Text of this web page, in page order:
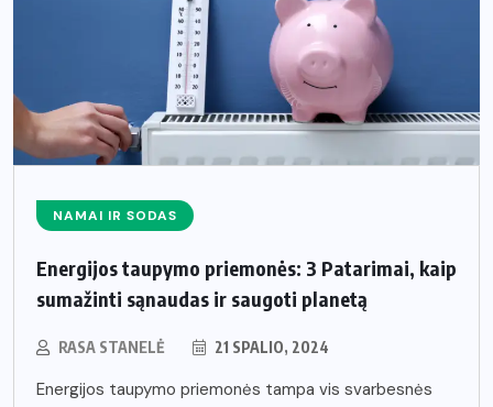
NAMAI IR SODAS
Energijos taupymo priemonės: 3 Patarimai, kaip
sumažinti sąnaudas ir saugoti planetą
RASA STANELĖ 21 SPALIO, 2024
Energijos taupymo priemonės tampa vis svarbesnės